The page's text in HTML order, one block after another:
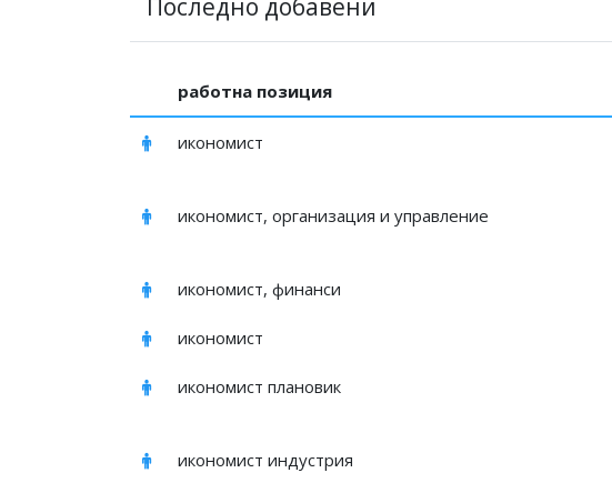
Последно добавени
работна позиция
икономист
икономист, организация и управление
икономист, финанси
икономист
икономист плановик
икономист индустрия